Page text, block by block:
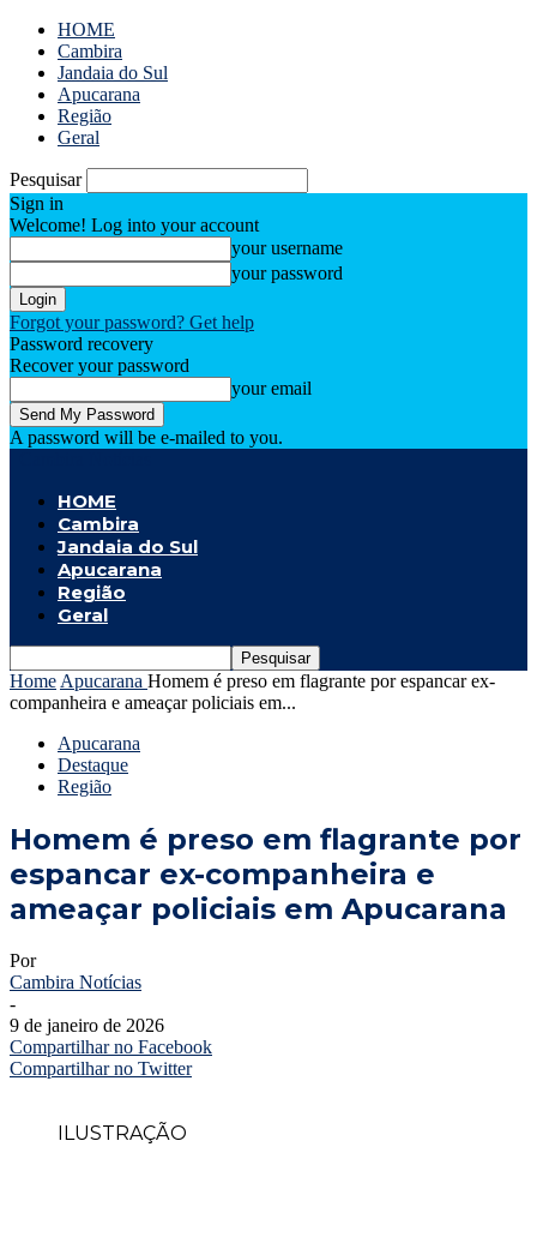
HOME
Cambira
Jandaia do Sul
Apucarana
Região
Geral
Pesquisar
Sign in
Welcome! Log into your account
your username
your password
Forgot your password? Get help
Password recovery
Recover your password
your email
A password will be e-mailed to you.
HOME
Cambira
Jandaia do Sul
Apucarana
Região
Geral
Home Apucarana Homem é preso em flagrante por espancar ex-
companheira e ameaçar policiais em...
Apucarana
Destaque
Região
Homem é preso em flagrante por
espancar ex-companheira e
ameaçar policiais em Apucarana
Por
Cambira Notícias
-
9 de janeiro de 2026
Compartilhar no Facebook
Compartilhar no Twitter
ILUSTRAÇÃO